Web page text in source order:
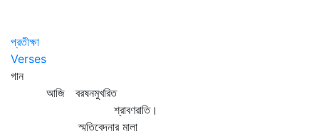
প্রতীক্ষা
Verses
গান
আজি বরষনমুখরিত
শ্রাবণরাতি।
স্মৃতিবেদনার মালা